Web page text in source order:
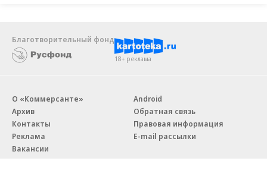
Благотворительный фонд
18+ реклама
О «Коммерсанте»
Архив
Контакты
Реклама
Вакансии
Android
Обратная связь
Правовая информация
E-mail рассылки